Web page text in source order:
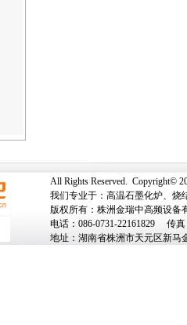
All Rights Reserved. Copyright©
我们专业于： 高温石墨化炉、 烧
版权所有：株洲金瑞中高频设
电话：086-0731-22161829 传真
地址：湖南省株洲市天元区新马